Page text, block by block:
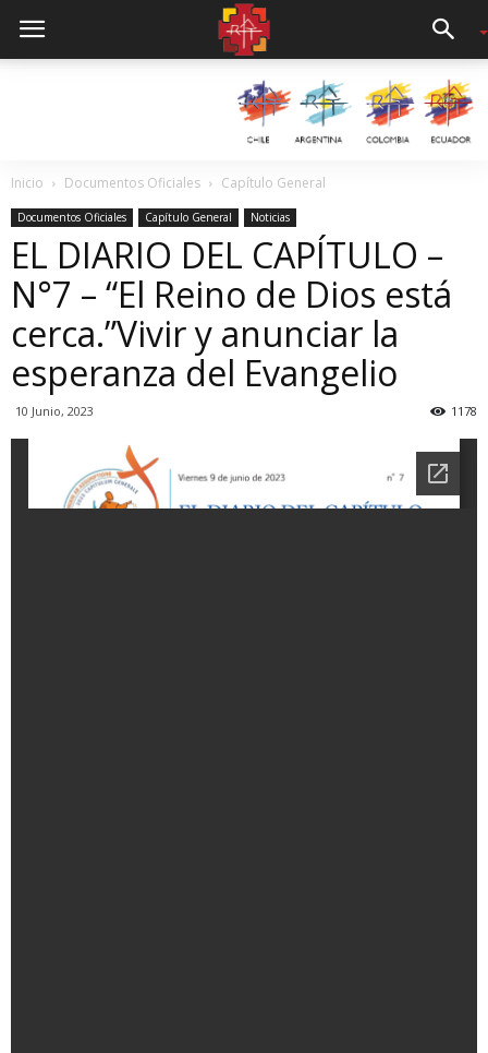
Inicio Documentos Oficiales Capítulo General
Documentos Oficiales Capítulo General Noticias
EL DIARIO DEL CAPÍTULO –
N°7 – “El Reino de Dios está
cerca.”Vivir y anunciar la
esperanza del Evangelio
10 Junio, 2023 1178